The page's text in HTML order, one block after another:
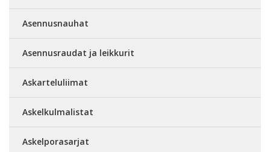
Asennusnauhat
Asennusraudat ja leikkurit
Askarteluliimat
Askelkulmalistat
Askelporasarjat